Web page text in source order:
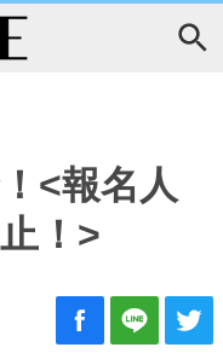
<報名人
！>